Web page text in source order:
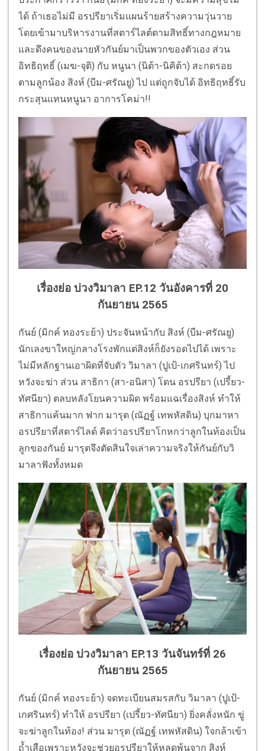
ได้ ถ้าเธอไม่มี อรปรียาเริ่มแผนร้ายสร้างความวุ่นวาย
โดยเข้ามาบริหารงานที่สตาร์ไลต์ตามสิทธิ์ทางกฎหมาย
และดึงคนของนายหัวกันย์มาเป็นพวกของตัวเอง ส่วน
อิทธิฤทธิ์ (เมฆ-จุติ) กับ หนูนา (นิต้า-นิคิต้า) สะกดรอย
ตามลูกน้อง สิงห์ (บีม-ศรัณยู) ไป แต่ถูกจับได้ อิทธิฤทธิ์รับ
กระสุนแทนหนูนา อาการโคม่า!!
เรื่องย่อ บ่วงวิมาลา EP.12 วันอังคารที่ 20
กันยายน 2565
กันย์ (มิกค์ ทองระย้า) ประจันหน้ากับ สิงห์ (บีม-ศรัณยู)
นักเลงขาใหญ่กลางโรงพักแต่สิงห์ก็ยังรอดไปได้ เพราะ
ไม่มีหลักฐานเอาผิดที่จับตัว วิมาลา (ปูเป้-เกศรินทร์) ไป
หวังจะฆ่า ส่วน สาธิกา (สา-อนิสา) โดน อรปรียา (เปรี้ยว-
ทัศนียา) ตลบหลังโยนความผิด พร้อมแฉเรื่องสิงห์ ทำให้
สาธิกาแค้นมาก ฟาก มารุต (ณัฏฐ์ เทพหัสดิน) บุกมาหา
อรปรียาที่สตาร์ไลต์ คิดว่าอรปรียาโกหกว่าลูกในท้องเป็น
ลูกของกันย์ มารุตจึงตัดสินใจเล่าความจริงให้กันย์กับวิ
มาลาฟังทั้งหมด
เรื่องย่อ บ่วงวิมาลา EP.13 วันจันทร์ที่ 26
กันยายน 2565
กันย์ (มิกค์ ทองระย้า) จดทะเบียนสมรสกับ วิมาลา (ปูเป้-
เกศรินทร์) ทำให้ อรปรียา (เปรี้ยว-ทัศนียา) ยิ่งคลั่งหนัก ขู่
จะฆ่าลูกในท้อง! ส่วน มารุต (ณัฏฐ์ เทพหัสดิน) ใจกล้าเข้า
ถ้ำเสือเพราะหวังจะช่วยอรปรียาให้หลุดพ้นจาก สิงห์